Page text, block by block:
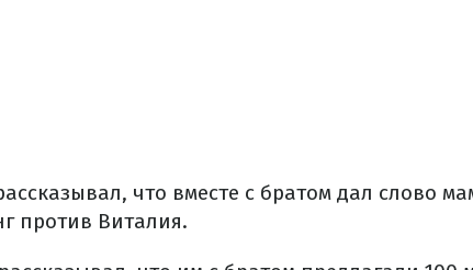
что вместе с братом дал слово
против Виталия.